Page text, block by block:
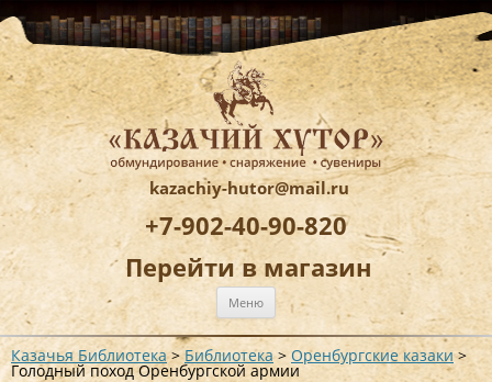
kazachiy-hutor@mail.ru
+7-902-40-90-820
Перейти в магазин
Меню Перейти
к
содержимому
Казачья Библиотека>Библиотека> Оренбургские казаки>
Голодный поход Оренбургской армии